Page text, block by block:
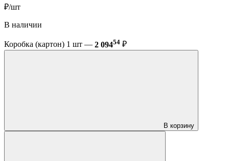
₽/шт
В наличии
Коробка (картон) 1 шт — 2 09454 ₽
В корзину